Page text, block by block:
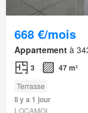
668 €/mois
Appartement à
3 47 m²
Terrasse
Il y a 1 jour
LOCAMOI